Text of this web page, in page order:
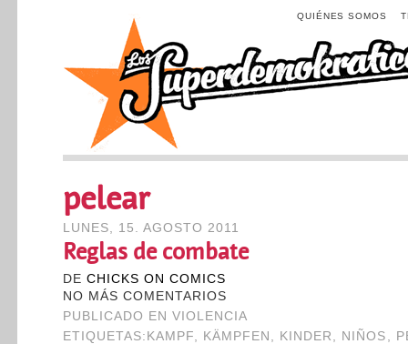
QUIÉNES SOMOS
pelear
LUNES, 15. AGOSTO 2011
Reglas de combate
DE CHICKS ON COMICS
NO MÁS COMENTARIOS
PUBLICADO EN VIOLENCIA
ETIQUETAS: KAMPF, KÄMPFEN , KINDER , NIÑOS ,